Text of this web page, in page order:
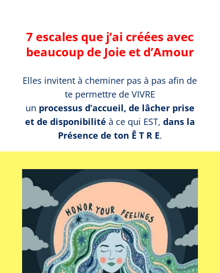
7 escales que j’ai créées avec
beaucoup de Joie et d’Amour
Elles invitent à cheminer pas à pas afin de
te permettre de VIVRE
un processus d’accueil, de lâcher prise
et de disponibilité à ce qui EST, dans la
Présence de ton Ê T R E.